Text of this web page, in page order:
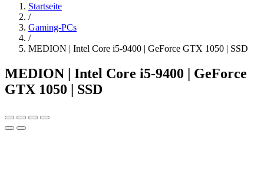
Startseite
/
Gaming-PCs
/
MEDION | Intel Core i5-9400 | GeForce GTX 1050 | SSD
MEDION | Intel Core i5-9400 | GeForce
GTX 1050 | SSD